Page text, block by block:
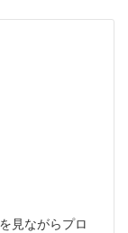
見ながらプロ